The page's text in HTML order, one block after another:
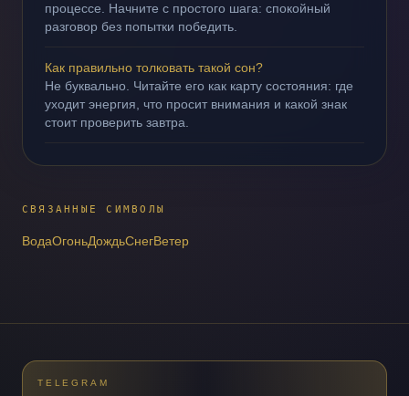
процессе. Начните с простого шага: спокойный
разговор без попытки победить.
Как правильно толковать такой сон?
Не буквально. Читайте его как карту состояния: где
уходит энергия, что просит внимания и какой знак
стоит проверить завтра.
СВЯЗАННЫЕ СИМВОЛЫ
ВодаОгоньДождьСнегВетер
TELEGRAM